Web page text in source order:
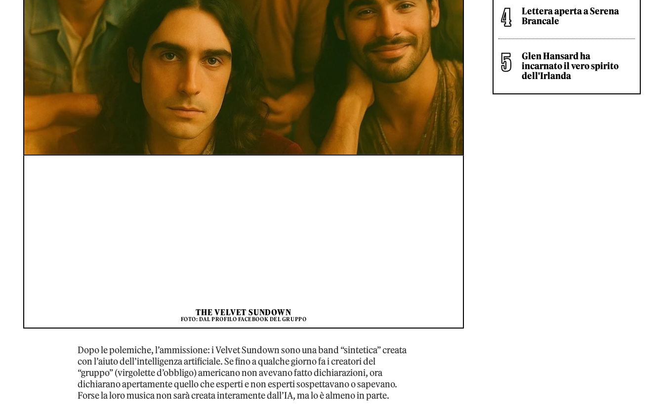
THE VELVET SUNDOWN
FOTO: DAL PROFILO FACEBOOK DEL GRUPPO
Dopo le polemiche, l’ammissione: i Velvet Sundown sono una band “sintetica” creata
con l’aiuto dell’intelligenza artificiale. Se fino a qualche giorno fa i creatori del
“gruppo” (virgolette d’obbligo) americano non avevano fatto dichiarazioni, ora
dichiarano apertamente quello che esperti e non esperti sospettavano o sapevano.
Forse la loro musica non sarà creata interamente dall’IA, ma lo è almeno in parte.
Lettera aperta a Serena
Brancale
Glen Hansard ha
incarnato il vero spirito
dell'Irlanda